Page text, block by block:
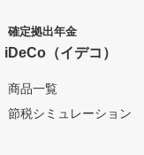
確定拠出年金
iDeCo（イデコ）
商品一覧
節税シミュレーション